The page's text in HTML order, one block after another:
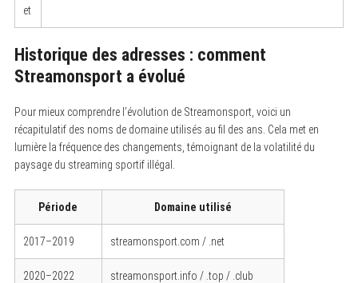
et
Historique des adresses : comment
Streamonsport a évolué
Pour mieux comprendre l’évolution de Streamonsport, voici un
récapitulatif des noms de domaine utilisés au fil des ans. Cela met en
lumière la fréquence des changements, témoignant de la volatilité du
paysage du streaming sportif illégal.
Période Domaine utilisé
2017–2019 streamonsport.com / .net
2020–2022 streamonsport.info / .top / .club